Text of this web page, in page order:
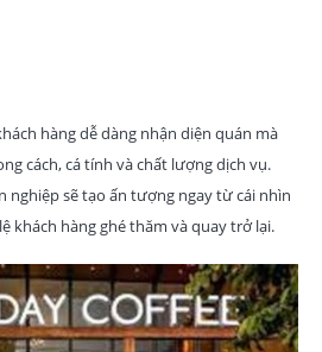
hàng dễ dàng nhận diện quán mà
cách, cá tính và chất lượng dịch vụ.
nghiệp sẽ tạo ấn tượng ngay từ cái nhìn
khách hàng ghé thăm và quay trở lại.